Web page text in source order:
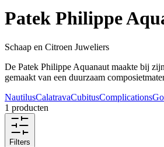
Patek Philippe
Schaap en Citroen Juweliers
De Patek Philippe Aquanaut maakte bij
gemaakt van een duurzaam
NautilusCalatravaCubitusComplications
1 producten
Filters